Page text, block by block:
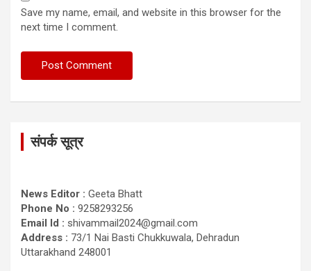
Save my name, email, and website in this browser for the
next time I comment.
संपर्क सूत्र
News Editor : Geeta Bhatt
Phone No : 9258293256
Email Id : shivammail2024@gmail.com
Address : 73/1 Nai Basti Chukkuwala, Dehradun
Uttarakhand 248001